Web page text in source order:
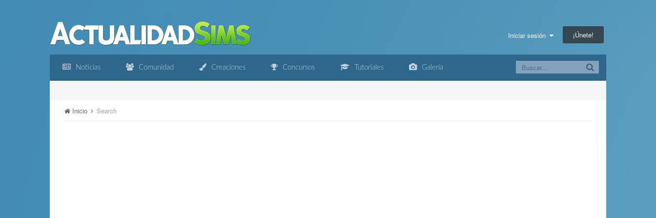
Iniciar sesión ¡Únete!
Noticias Comunidad Creaciones Concursos Tutoriales Galería
Inicio Search